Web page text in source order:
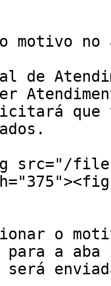
no
de
que
src="/files/
o
para a aba
será